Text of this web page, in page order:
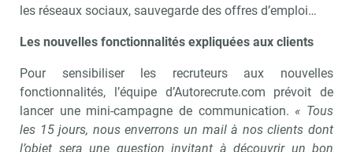
les réseaux sociaux, sauvegarde des offres d’emploi…
Les nouvelles fonctionnalités expliquées aux clients
Pour sensibiliser les recruteurs aux nouvelles
fonctionnalités, l’équipe d’Autorecrute.com prévoit de
lancer une mini-campagne de communication. « Tous
les 15 jours, nous enverrons un mail à nos clients dont
l’objet sera une question invitant à découvrir un bon